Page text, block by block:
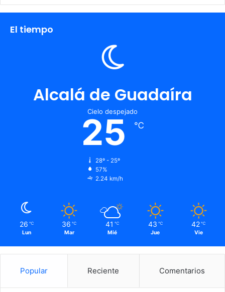
El tiempo
Alcalá de Guadaíra
Cielo despejado
25 ℃
28º - 25º
57%
2.24 km/h
26 ℃
Lun
36 ℃
Mar
41 ℃
Mié
43 ℃
Jue
42 ℃
Vie
Popular Reciente Comentarios